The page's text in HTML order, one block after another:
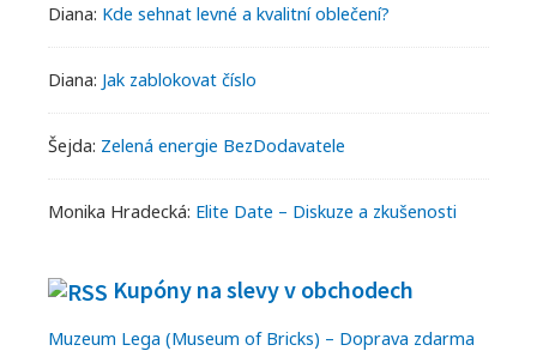
Diana: Kde sehnat levné a kvalitní oblečení?
Diana: Jak zablokovat číslo
Šejda: Zelená energie BezDodavatele
Monika Hradecká: Elite Date – Diskuze a zkušenosti
Kupóny na slevy v obchodech
Muzeum Lega (Museum of Bricks) – Doprava zdarma